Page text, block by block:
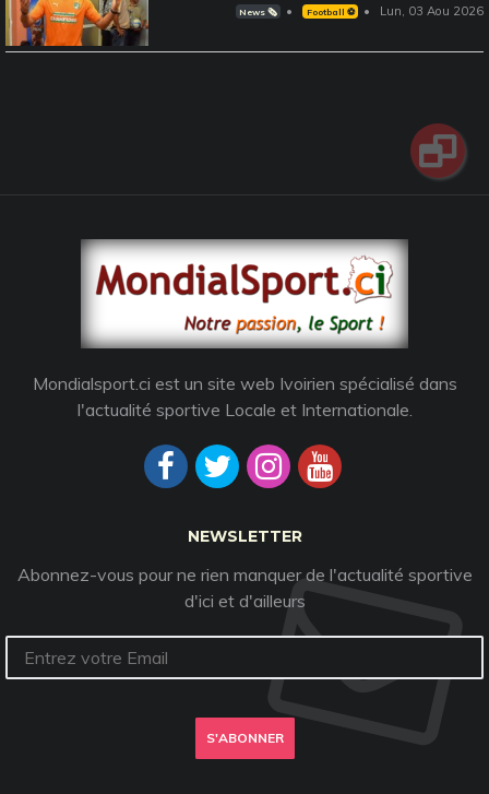
News 🗞️ Football ⚽️ Lun, 03 Aou 2026
Mondialsport.ci est un site web Ivoirien spécialisé dans
l'actualité sportive Locale et Internationale.
NEWSLETTER
Abonnez-vous pour ne rien manquer de l'actualité sportive
d'ici et d'ailleurs
S'ABONNER